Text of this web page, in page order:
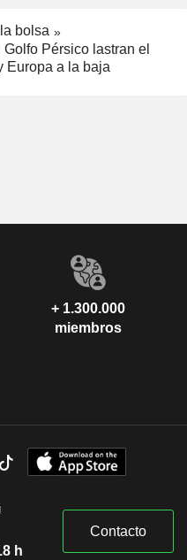
bolsa
Pérsico lastran el
Europa a la baja
+ 1.300.000
miembros
h
Contacto